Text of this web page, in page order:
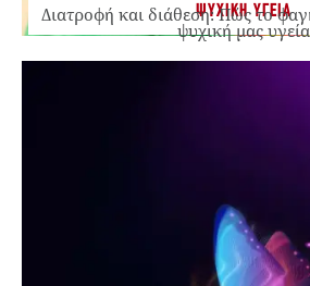
ΨΥΧΙΚΗ ΥΓΕΙΑ
Διατροφή και διάθεση: Πώς το
ψυχική μας υγεία